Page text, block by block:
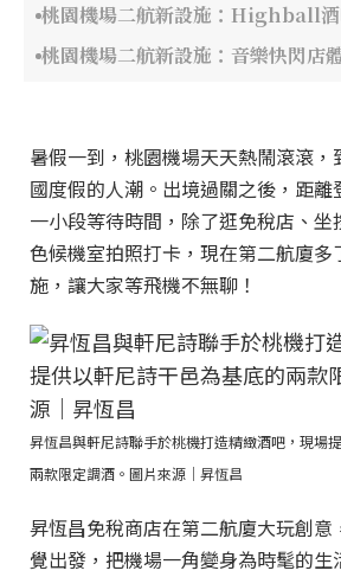
桃園機場二航新設施：Highball
桃園機場二航新設施：音樂快閃店
暑假一到，桃園機場天天熱鬧滾滾，
國度假的人潮。出境過關之後，距離
一小段等待時間，除了逛免稅店、
色候機室拍照打卡，現在第二航廈多
施，讓大家等飛機不無聊！
昇恆昌與軒尼詩聯手於桃機打造精緻酒吧，現場
兩款限定調酒。圖片來源｜昇恆昌
昇恆昌免稅商店在第二航廈大玩創意
覺出發，把機場一角變身為時髦的